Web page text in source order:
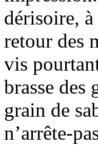
dérisoire,
retour des
vis
brasse des
grain de
n’arrête-